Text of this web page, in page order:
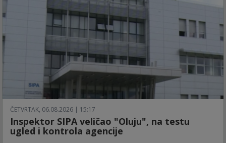
ČETVRTAK, 06.08.2026 | 15:17
Inspektor SIPA veličao "Oluju", na testu
ugled i kontrola agencije